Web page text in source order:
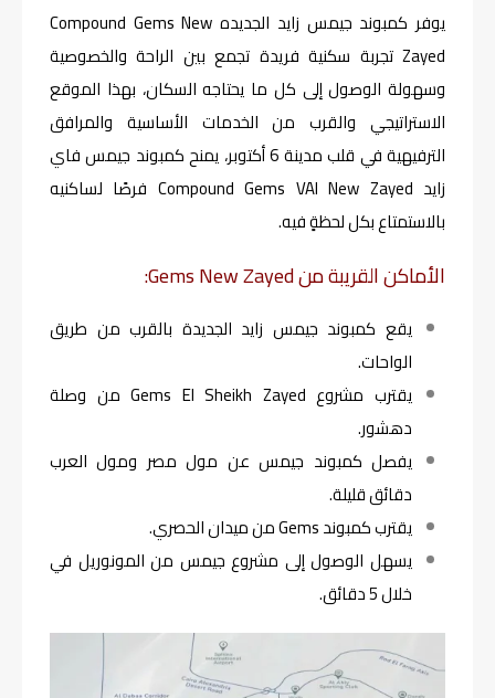
يوفر كمبوند جيمس زايد الجديده Compound Gems New
Zayed تجربة سكنية فريدة تجمع بين الراحة والخصوصية
وسهولة الوصول إلى كل ما يحتاجه السكان، بهذا الموقع
الاستراتيجي والقرب من الخدمات الأساسية والمرافق
الترفيهية في قلب مدينة 6 أكتوبر، يمنح كمبوند جيمس فاي
زايد Compound Gems VAI New Zayed فرصًا لساكنيه
بالاستمتاع بكل لحظةٍ فيه.
الأماكن القريبة من Gems New Zayed:
يقع كمبوند جيمس زايد الجديدة بالقرب من طريق
الواحات.
يقترب مشروع Gems El Sheikh Zayed من وصلة
دهشور.
يفصل كمبوند جيمس عن مول مصر ومول العرب
دقائق قليلة.
يقترب كمبوند Gems من ميدان الحصري.
يسهل الوصول إلى مشروع جيمس من المونوريل في
خلال 5 دقائق.